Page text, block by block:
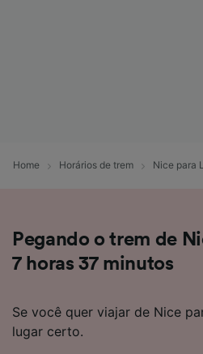
Home Horários de trem Nice para
Pegando o trem de
7 horas 37 minutos
Se você quer viajar de Nice
lugar certo.